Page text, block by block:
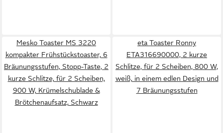
Mesko Toaster MS 3220
kompakter Frühstückstoaster, 6
Bräunungsstufen, Stopp-Taste, 2
kurze Schlitze, für 2 Scheiben,
900 W, Krümelschublade &
Brötchenaufsatz, Schwarz
eta Toaster Ronny
ETA316690000, 2 kurze
Schlitze, für 2 Scheiben, 800 W,
weiß, in einem edlen Design und
7 Bräunungsstufen